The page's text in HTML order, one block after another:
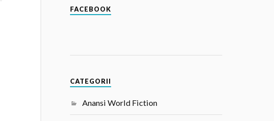
FACEBOOK
CATEGORII
Anansi World Fiction